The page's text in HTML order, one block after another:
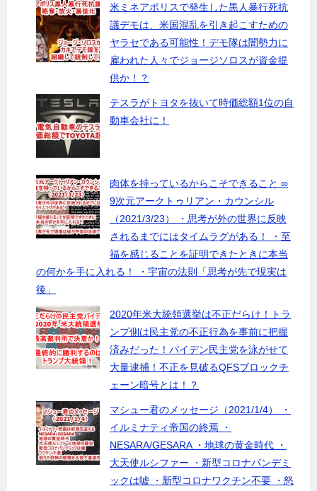
米ミネアポリスで発生した黒人暴行死抗
議デモは、米国混乱を引き起こすための
ヤラセである可能性！デモ隊は闇勢力に
雇われた人々でジョージソロスが資金提
供か！？
テスラがトヨタを抜いて時価総額1位の自
動車会社に！
肉体を持っているからこそできること ∞
9次元アークトゥリアン・カウンシル
（2021/3/23） ・思考が外の世界に反映
されるまでにはタイムラグがある！ ・至
福を感じることを証明できたときに本当
の何かを手に入れる！ ・宇宙の法則「思考が先で現実は
後」
2020年米大統領選挙は不正だらけ！トラ
ンプ側は民主党の不正行為を事前に把握
済みだった！バイデン民主党を泳がせて
大量逮捕！不正を見破るQFSブロックチ
ェーン暗号とは！？
マシュー君のメッセージ（2021/1/4） ・
イルミナティ帝国の終焉 ・
NESARA/GESARA ・地球の黄金時代 ・
大天使ルシファー ・新型コロナパンデミ
ックは嘘 ・新型コロナワクチン不要 ・怒